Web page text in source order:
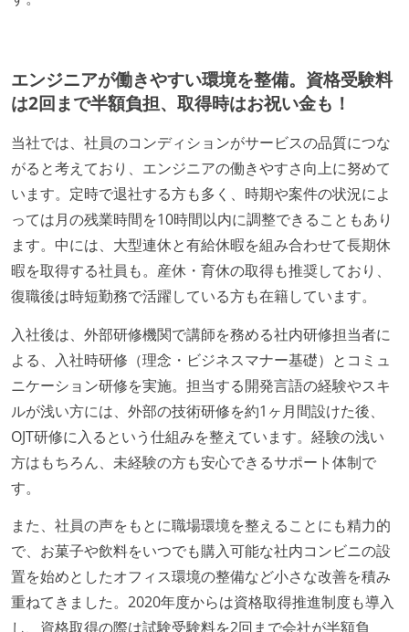
エンジニアが働きやすい環境を整備。資格受験料
は2回まで半額負担、取得時はお祝い金も！
当社では、社員のコンディションがサービスの品質につな
がると考えており、エンジニアの働きやすさ向上に努めて
います。定時で退社する方も多く、時期や案件の状況によ
っては月の残業時間を10時間以内に調整できることもあり
ます。中には、大型連休と有給休暇を組み合わせて長期休
暇を取得する社員も。産休・育休の取得も推奨しており、
復職後は時短勤務で活躍している方も在籍しています。
入社後は、外部研修機関で講師を務める社内研修担当者に
よる、入社時研修（理念・ビジネスマナー基礎）とコミュ
ニケーション研修を実施。担当する開発言語の経験やスキ
ルが浅い方には、外部の技術研修を約1ヶ月間設けた後、
OJT研修に入るという仕組みを整えています。経験の浅い
方はもちろん、未経験の方も安心できるサポート体制で
す。
また、社員の声をもとに職場環境を整えることにも精力的
で、お菓子や飲料をいつでも購入可能な社内コンビニの設
置を始めとしたオフィス環境の整備など小さな改善を積み
重ねてきました。2020年度からは資格取得推進制度も導入
し、資格取得の際は試験受験料を2回まで会社が半額負